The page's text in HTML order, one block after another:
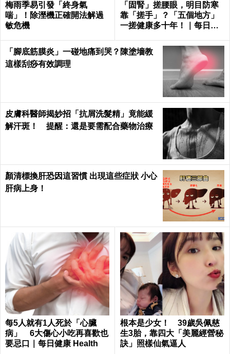
梅雨季易引發「終身氣
喘」！除溼機正確開法解過
敏危機
「固腎」搓腰眼，明目防寒
靠「搓手」？「五個地方」
一搓健康多十年！｜每日健
「腳底筋膜炎」一碰地痛到哭？陳塗墻教
這樣刮痧有效調理
皮膚科醫師揭妙招「抗屑洗髮精」竟能緩
解汗斑！ 提醒：還是要需配合藥物治療
顏清標換肝恐因這習慣 出現這些症狀 小心
肝病上身！
每5人就有1人死於「心臟
病」 6大傷心小吃再喜歡也
要忌口｜每日健康 Health
根本是少女！ 39歲吳佩慈
生3胎，靠四大「美麗經營秘
訣」照樣仙氣逼人